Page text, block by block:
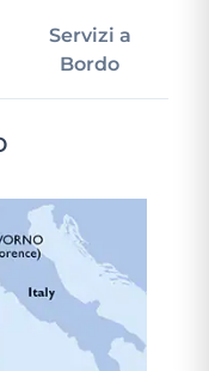
Servizi a
Bordo